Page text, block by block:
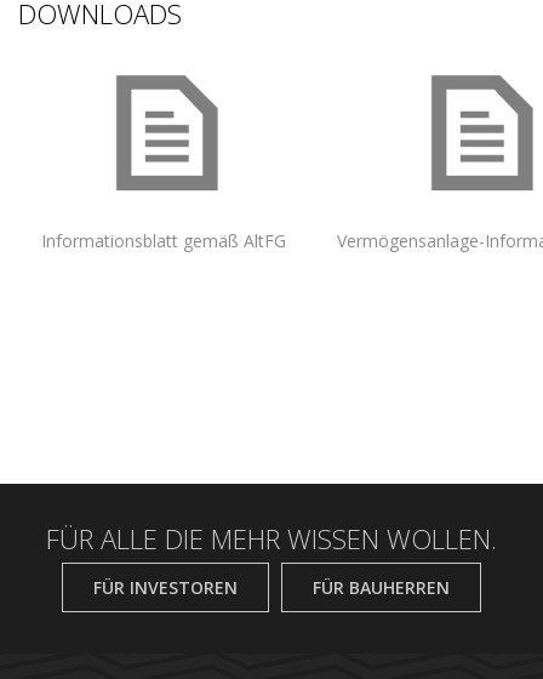
DOWNLOADS
Informationsblatt gemäß AltFG Vermögensanlage-
FÜR ALLE DIE MEHR WISSEN WOLLEN.
FÜR INVESTOREN FÜR BAUHERREN